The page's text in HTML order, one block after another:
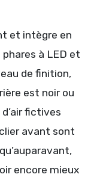
et intègre en
à LED et
de finition,
est noir ou
fictives
avant sont
encore mieux